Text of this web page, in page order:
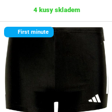
4 kusy skladem
First minute